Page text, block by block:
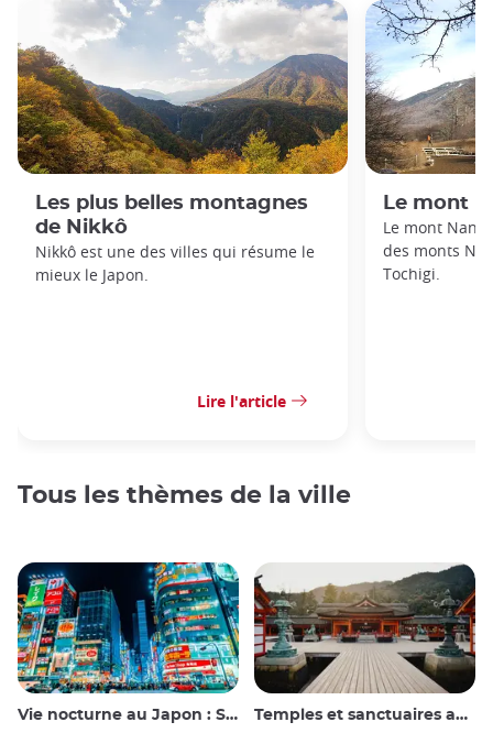
Les plus belles montagnes
de Nikkô
Nikkô est une des villes qui résume le
mieux le Japon.
Lire l'article
Le mont
Le mont
des monts
Tochigi.
Tous les thèmes de la ville
Vie nocturne au Japon : Sortir, voir et boire Temples et sanctuaires au Japon